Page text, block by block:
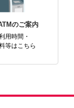
のご案内
用時間・
等はこちら